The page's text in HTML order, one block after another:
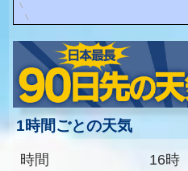
1時間ごとの天気
時間
16時